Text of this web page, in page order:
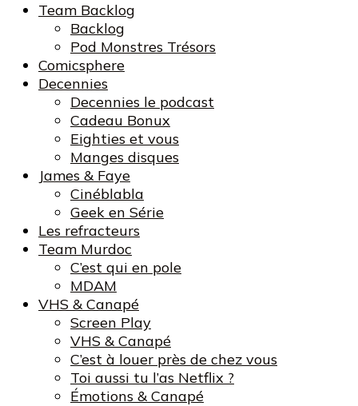
Team Backlog
Backlog
Pod Monstres Trésors
Comicsphere
Decennies
Decennies le podcast
Cadeau Bonux
Eighties et vous
Manges disques
James & Faye
Cinéblabla
Geek en Série
Les refracteurs
Team Murdoc
C’est qui en pole
MDAM
VHS & Canapé
Screen Play
VHS & Canapé
C’est à louer près de chez vous
Toi aussi tu l’as Netflix ?
Émotions & Canapé